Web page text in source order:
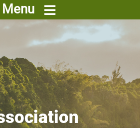
Menu